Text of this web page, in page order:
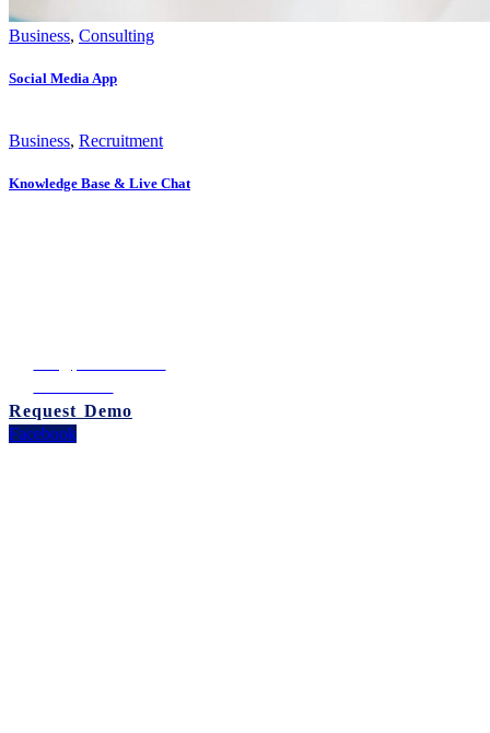
Business, Consulting
Social Media App
Business, Recruitment
Knowledge Base & Live Chat
Request Demo
Facebook